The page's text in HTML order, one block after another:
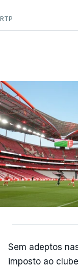
RTP
Sem adeptos
imposto ao